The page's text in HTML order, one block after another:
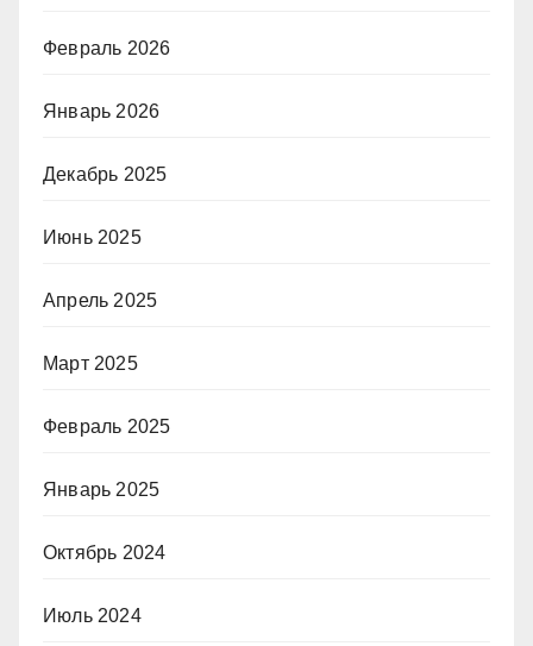
Февраль 2026
Январь 2026
Декабрь 2025
Июнь 2025
Апрель 2025
Март 2025
Февраль 2025
Январь 2025
Октябрь 2024
Июль 2024